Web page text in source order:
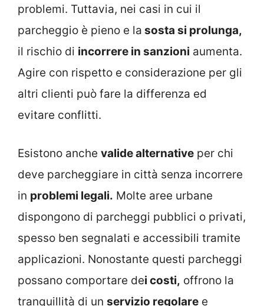
problemi. Tuttavia, nei casi in cui il
parcheggio è pieno e la sosta si prolunga,
il rischio di incorrere in sanzioni aumenta.
Agire con rispetto e considerazione per gli
altri clienti può fare la differenza ed
evitare conflitti.
Esistono anche valide alternative per chi
deve parcheggiare in città senza incorrere
in problemi legali. Molte aree urbane
dispongono di parcheggi pubblici o privati,
spesso ben segnalati e accessibili tramite
applicazioni. Nonostante questi parcheggi
possano comportare dei costi, offrono la
tranquillità di un servizio regolare e